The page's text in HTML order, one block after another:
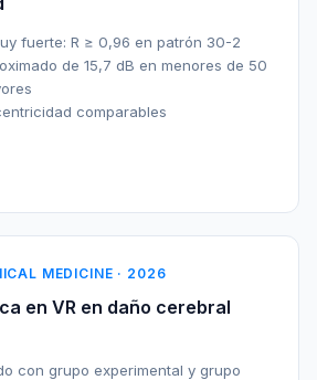
fuerte: R ≥ 0,96 en patrón 30-2
de 15,7 dB en menores de 50
comparables
MEDICINE · 2026
en VR en daño cerebral
con grupo experimental y grupo